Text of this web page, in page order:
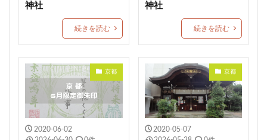
村屋坐弥冨都比売神社 小濱神社
重陽の節句御朱印 宇都宮二荒山神社
常陸第三宮吉田神社 多治速比売神社
富士山東口本宮 冨士浅間神社 紀元節限定御朱印
諸願成就 松江市 端午の節句限定御朱印
津軽赤倉山神社 子安稲荷神社 秈荷神社
丸子浅間神社 田間神社 梨木神社 元三島神社
隠津島神社 手稲神社
神社
続きを読む
神社
続きを読む
京都
2020-06-02
京都
2020-05-07